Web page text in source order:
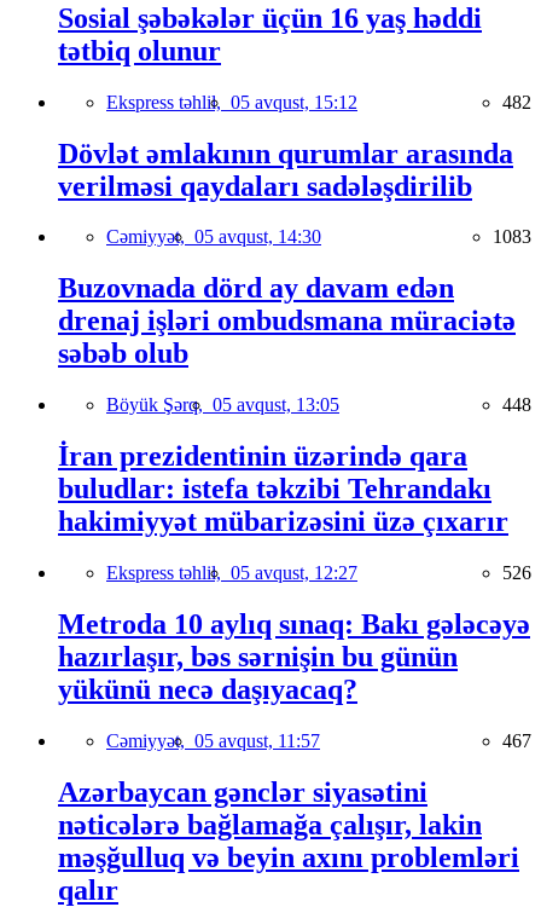
Sosial şəbəkələr üçün 16 yaş həddi
tətbiq olunur
Ekspress təhlil, 05 avqust, 15:12 482
Dövlət əmlakının qurumlar arasında
verilməsi qaydaları sadələşdirilib
Cəmiyyət, 05 avqust, 14:30 1083
Buzovnada dörd ay davam edən
drenaj işləri ombudsmana müraciətə
səbəb olub
Böyük Şərq, 05 avqust, 13:05 448
İran prezidentinin üzərində qara
buludlar: istefa təkzibi Tehrandakı
hakimiyyət mübarizəsini üzə çıxarır
Ekspress təhlil, 05 avqust, 12:27 526
Metroda 10 aylıq sınaq: Bakı gələcəyə
hazırlaşır, bəs sərnişin bu günün
yükünü necə daşıyacaq?
Cəmiyyət, 05 avqust, 11:57 467
Azərbaycan gənclər siyasətini
nəticələrə bağlamağa çalışır, lakin
məşğulluq və beyin axını problemləri
qalır